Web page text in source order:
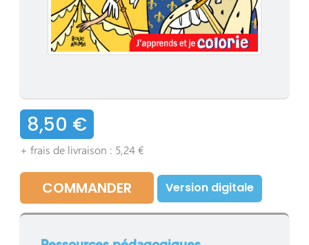
8,50 €
+ frais de livraison : 5,24 €
COMMANDER Version digitale